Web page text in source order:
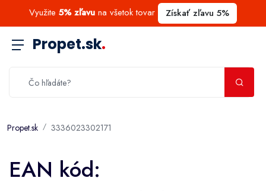
Využite 5% zľavu na všetok tovar Získať zľavu 5%
Propet.sk.
Propet.sk 3336023302171
EAN kód: